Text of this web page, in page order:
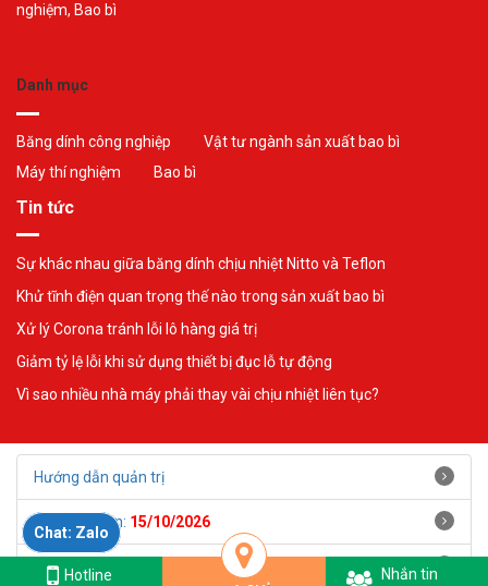
nghiệm, Bao bì
Chat: Zalo
Hotline: 096 272 8284
Danh mục
Băng dính công nghiệp
Vật tư ngành sản xuất bao bì
Máy thí nghiệm
Bao bì
Tin tức
Sự khác nhau giữa băng dính chịu nhiệt Nitto và Teflon
Khử tĩnh điện quan trọng thế nào trong sản xuất bao bì
Xử lý Corona tránh lỗi lô hàng giá trị
Giảm tỷ lệ lỗi khi sử dụng thiết bị đục lỗ tự động
Vì sao nhiều nhà máy phải thay vài chịu nhiệt liên tục?
Hướng dẫn quản trị
Ngày hết hạn: 15/10/2026
Số ngày còn lại:
Hotline
Nhắn tin